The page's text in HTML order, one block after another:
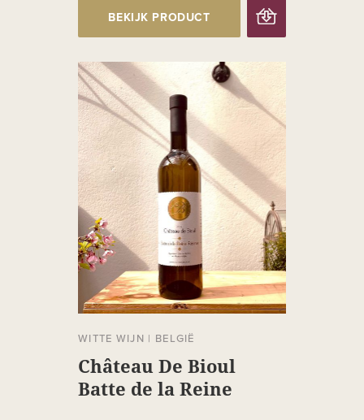
BEKIJK PRODUCT
WITTE WIJN | BELGIË
Château De Bioul
Batte de la Reine